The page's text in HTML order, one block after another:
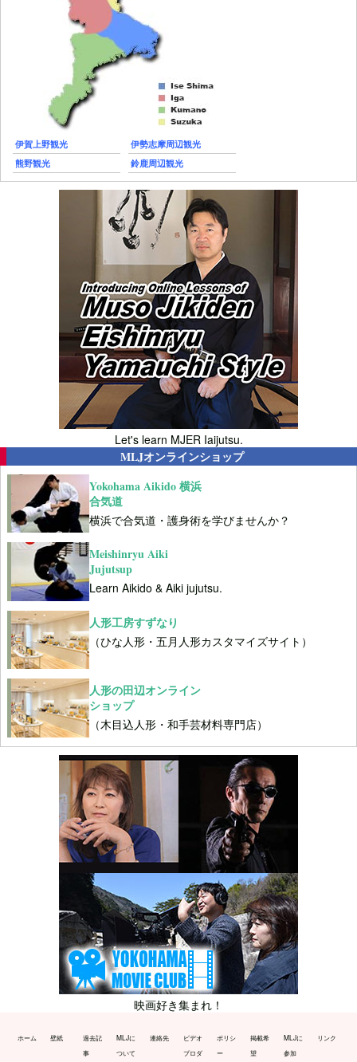
伊賀上野観光
伊勢志摩周辺観光
熊野観光
鈴鹿周辺観光
Let's learn MJER Iaijutsu.
MLJオンラインショップ
Yokohama Aikido 横浜
合気道
横浜で合気道・護身術を学びませんか？
Meishinryu Aiki
Jujutsup
Learn Aikido & Aiki jujutsu.
人形工房すずなり
（ひな人形・五月人形カスタマイズサイト）
人形の田辺オンライン
ショップ
（木目込人形・和手芸材料専門店）
映画好き集まれ！
ホーム 壁紙
過去記
事
MLJに
ついて
連絡先
ビデオ
プロダ
ポリシ
ー
掲載希
望
MLJに
参加
リンク